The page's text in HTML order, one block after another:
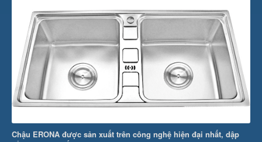
Chậu ERONA được sản xuất trên công nghệ hiện đại nhất, dập